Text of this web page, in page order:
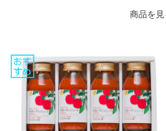
商品を見